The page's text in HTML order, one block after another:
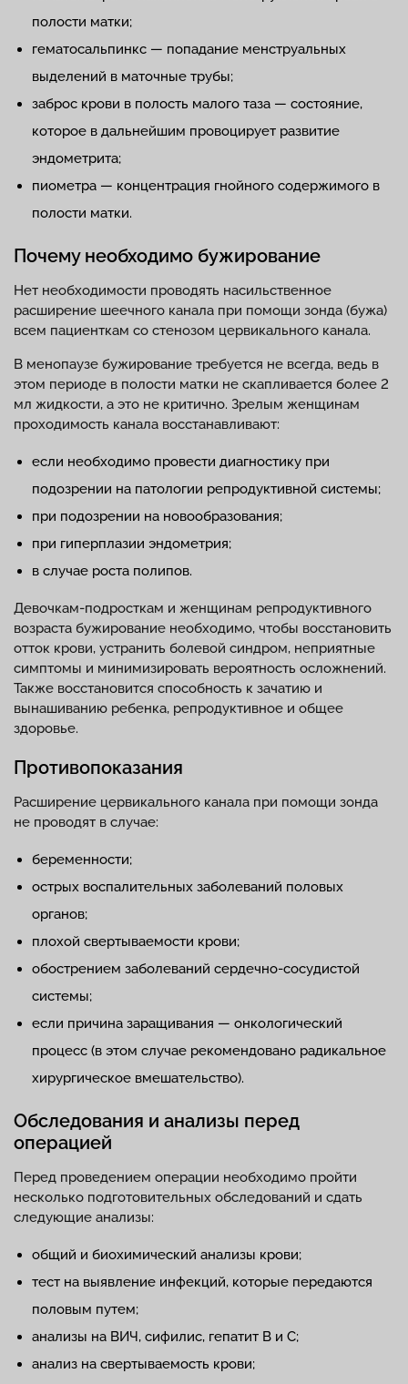
полости матки;
гематосальпинкс — попадание менструальных
выделений в маточные трубы;
заброс крови в полость малого таза — состояние,
которое в дальнейшим провоцирует развитие
эндометрита;
пиометра — концентрация гнойного содержимого в
полости матки.
Почему необходимо бужирование
Нет необходимости проводять насильственное
расширение шеечного канала при помощи зонда (бужа)
всем пациенткам со стенозом цервикального канала.
В менопаузе бужирование требуется не всегда, ведь в
этом периоде в полости матки не скапливается более 2
мл жидкости, а это не критично. Зрелым женщинам
проходимость канала восстанавливают:
если необходимо провести диагностику при
подозрении на патологии репродуктивной системы;
при подозрении на новообразования;
при гиперплазии эндометрия;
в случае роста полипов.
Девочкам-подросткам и женщинам репродуктивного
возраста бужирование необходимо, чтобы восстановить
отток крови, устранить болевой синдром, неприятные
симптомы и минимизировать вероятность осложнений.
Также восстановится способность к зачатию и
вынашиванию ребенка, репродуктивное и общее
здоровье.
Противопоказания
Расширение цервикального канала при помощи зонда
не проводят в случае:
беременности;
острых воспалительных заболеваний половых
органов;
плохой свертываемости крови;
обострением заболеваний сердечно-сосудистой
системы;
если причина заращивания — онкологический
процесс (в этом случае рекомендовано радикальное
хирургическое вмешательство).
Обследования и анализы перед
операцией
Перед проведением операции необходимо пройти
несколько подготовительных обследований и сдать
следующие анализы:
общий и биохимический анализы крови;
тест на выявление инфекций, которые передаются
половым путем;
анализы на ВИЧ, сифилис, гепатит В и С;
анализ на свертываемость крови;